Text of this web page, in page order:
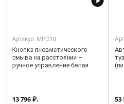
Артикул: MPO10
Кнопка пневматического
смыва на расстоянии –
ручное управление белая
13 796 ₽. 53